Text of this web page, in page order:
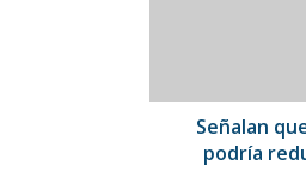
efectos
gravesSeñalan
podría